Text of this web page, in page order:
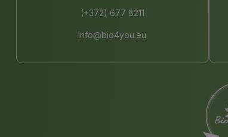
(+372) 677 8211
info@bio4you.eu